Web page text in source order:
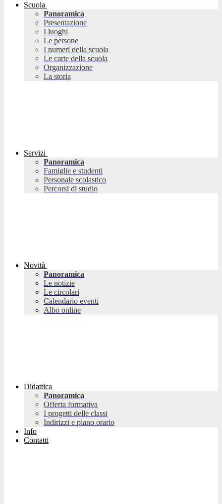
Scuola
Panoramica
Presentazione
I luoghi
Le persone
I numeri della scuola
Le carte della scuola
Organizzazione
La storia
Servizi
Panoramica
Famiglie e studenti
Personale scolastico
Percorsi di studio
Novità
Panoramica
Le notizie
Le circolari
Calendario eventi
Albo online
Didattica
Panoramica
Offerta formativa
I progetti delle classi
Indirizzi e piano orario
Info
Contatti